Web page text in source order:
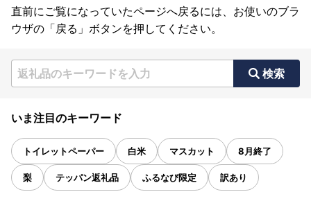
直前にご覧になっていたページへ戻るには、お使いのブラ
ウザの「戻る」ボタンを押してください。
検索
いま注目のキーワード
トイレットペーパー 白米 マスカット 8月終了
梨 テッパン返礼品 ふるなび限定 訳あり